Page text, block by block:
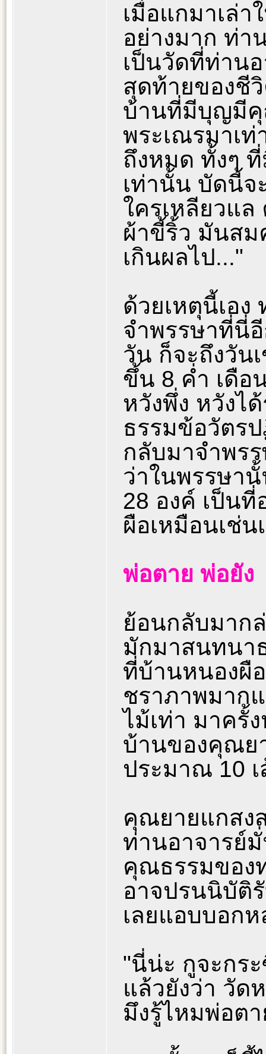
เมื่อแกมาเล่
อย่างมาก ท่า
เป็นวัดที่ท่าน
สุดท้ายของชี
บ้านที่มีบุญมีคุ
พระเณรมาเท่
ถึงหมด ทั้งๆ
เท่านั้น บัดนี้จ
ใครเหลียวแ
ผ้าขี้ริ้ว มันสม
เกินผลไป..."
ด้วยเหตุนี้เอ
จำพรรษาที่นี่อี
วัน ก็จะถึงวัน
ขึ้น 8 ค่ำ เดือ
หวังพึ่ง หวังไ
ธรรมข้อวัตร
กลับมาจำพร
ว่าในพรรษา
28 องค์ เป็น
ผือเหมือนเช่น
พ่อตาย พ่อยัง
ย้อนกลับมาก
มักมาสนทนา
ที่บ้านหนองผื
ชราภาพมาก
ไม้เท่า มาครั้
บ้านของคุณย
ประมาณ 10
คุณยายแกสง
ท่านอาจารย์
คุณธรรมของ
อาจปรนนิบัติ
เลยแอบบอก
"นี่น่ะ กูจะกร
แล้วยังว่า วัด
มึงรู้ไหมพ่อต